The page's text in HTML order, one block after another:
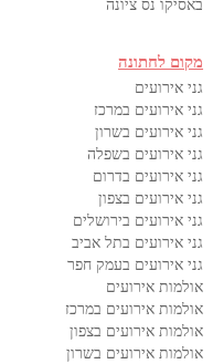
באסיקו נס ציונה
מקום לחתונה
גני אירועים
גני אירועים במרכז
גני אירועים בשרון
גני אירועים בשפלה
גני אירועים בדרום
גני אירועים בצפון
גני אירועים בירושלים
גני אירועים בתל אביב
גני אירועים בעמק חפר
אולמות אירועים
אולמות אירועים במרכז
אולמות אירועים בצפון
אולמות אירועים בשרון